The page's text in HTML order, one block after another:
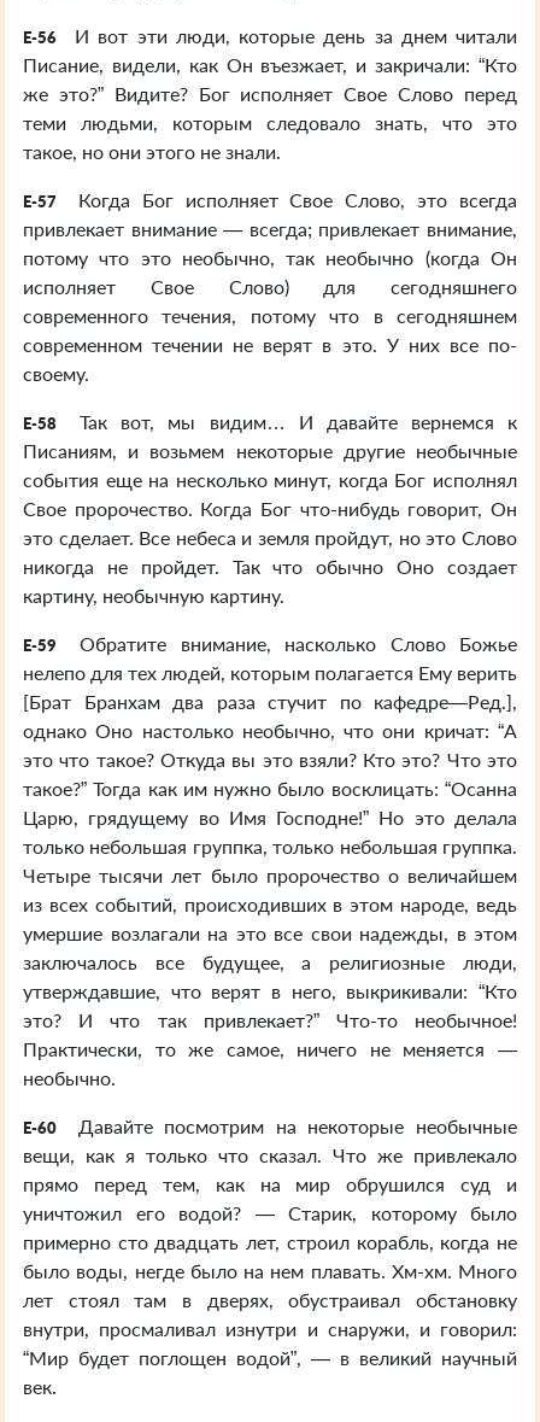
E-56
И вот эти люди, которые день за днем читали
Писание, видели, как Он въезжает, и закричали: “Кто
же это?” Видите? Бог исполняет Свое Слово перед
теми людьми, которым следовало знать, что это
такое, но они этого не знали.
E-57
Когда Бог исполняет Свое Слово, это всегда
привлекает внимание — всегда; привлекает внимание,
потому что это необычно, так необычно (когда Он
исполняет Свое Слово) для сегодняшнего
современного течения, потому что в сегодняшнем
современном течении не верят в это. У них все по-
своему.
E-58
Так вот, мы видим… И давайте вернемся к
Писаниям, и возьмем некоторые другие необычные
события еще на несколько минут, когда Бог исполнял
Свое пророчество. Когда Бог что-нибудь говорит, Он
это сделает. Все небеса и земля пройдут, но это Слово
никогда не пройдет. Так что обычно Оно создает
картину, необычную картину.
E-59
Обратите внимание, насколько Слово Божье
нелепо для тех людей, которым полагается Ему верить
[Брат Бранхам два раза стучит по кафедре—Ред.],
однако Оно настолько необычно, что они кричат: “А
это что такое? Откуда вы это взяли? Кто это? Что это
такое?” Тогда как им нужно было восклицать: “Осанна
Царю, грядущему во Имя Господне!” Но это делала
только небольшая группка, только небольшая группка.
Четыре тысячи лет было пророчество о величайшем
из всех событий, происходивших в этом народе, ведь
умершие возлагали на это все свои надежды, в этом
заключалось все будущее, а религиозные люди,
утверждавшие, что верят в него, выкрикивали: “Кто
это? И что так привлекает?” Что-то необычное!
Практически, то же самое, ничего не меняется —
необычно.
E-60
Давайте посмотрим на некоторые необычные
вещи, как я только что сказал. Что же привлекало
прямо перед тем, как на мир обрушился суд и
уничтожил его водой? — Старик, которому было
примерно сто двадцать лет, строил корабль, когда не
было воды, негде было на нем плавать. Хм-хм. Много
лет стоял там в дверях, обустраивал обстановку
внутри, просмаливал изнутри и снаружи, и говорил:
“Мир будет поглощен водой”, — в великий научный
век.